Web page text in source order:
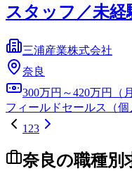
スタッフ／未経
三浦産業株式会社
奈良
300万円～420万円（
フィールドセールス（個
1 23
奈良の職種別